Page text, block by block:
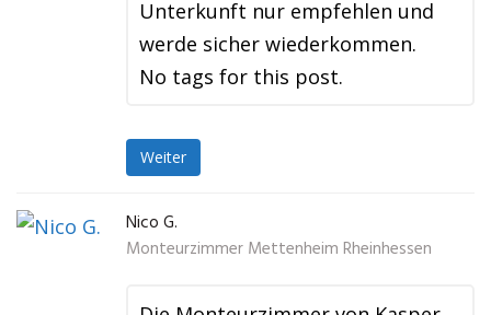
Unterkunft nur empfehlen und
werde sicher wiederkommen.
No tags for this post.
Weiter
Nico G.
Monteurzimmer Mettenheim Rheinhessen